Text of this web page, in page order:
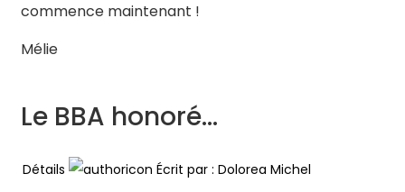
commence maintenant !
Mélie
Le BBA honoré...
Détails Écrit par :Dolorea Michel